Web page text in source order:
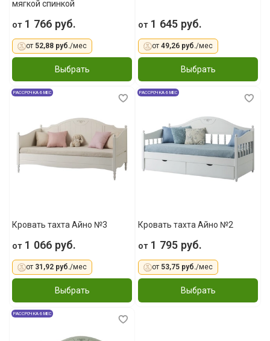
мягкой спинкой
от1 766 руб.
от 52,88 руб./мес
Выбрать
от1 645 руб.
от49,26 руб./мес
Выбрать
РАССРОЧКА 6 МЕС
Кровать тахта Айно №3
от1 066 руб.
от 31,92 руб./мес
Выбрать
РАССРОЧКА 6 МЕС
Кровать тахта Айно №2
от1 795 руб.
от 53,75 руб./мес
Выбрать
РАССРОЧКА 6 МЕС